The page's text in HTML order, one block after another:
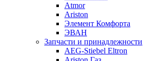
Atmor
Ariston
Элемент Комфорта
ЭВАН
Запчасти и принадлежности
AEG-Stiebel Eltron